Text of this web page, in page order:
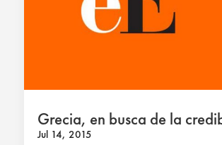
Grecia, en busca de la
Jul 14, 2015